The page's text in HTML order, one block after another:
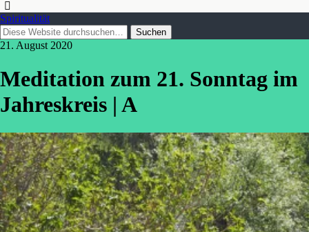
Spiritualität
21. August 2020
Meditation zum 21. Sonntag im
Jahreskreis | A